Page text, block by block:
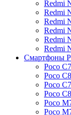
Redmi
Redmi
Redmi
Redmi
Redmi
Redmi
Смартфоны
Poco
Poco
Poco
Poco
Poco
Poco